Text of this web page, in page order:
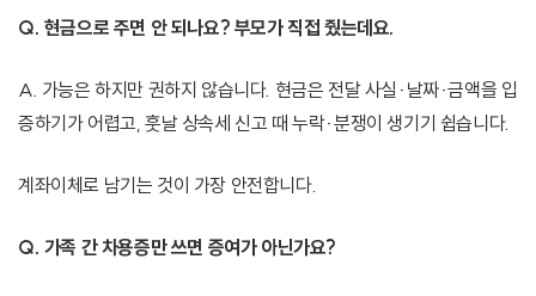
Q. 현금으로 주면 안 되나요? 부모가 직접 줬는데요.
A. 가능은 하지만 권하지 않습니다. 현금은 전달 사실·날짜·금액을 입
증하기가 어렵고, 훗날 상속세 신고 때 누락·분쟁이 생기기 쉽습니다.
계좌이체로 남기는 것이 가장 안전합니다.
Q. 가족 간 차용증만 쓰면 증여가 아닌가요?